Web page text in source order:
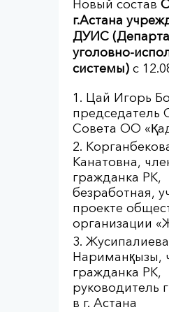
Новый состав
г.Астана
ДУИС
уголовно-
системы) с
Цай Игорь
председатель
Совета ОО
Канатовна,
гражданка РК,
безработная,
проекте
организации
Нариманқызы,
гражданка РК,
руководитель
в г. Астана